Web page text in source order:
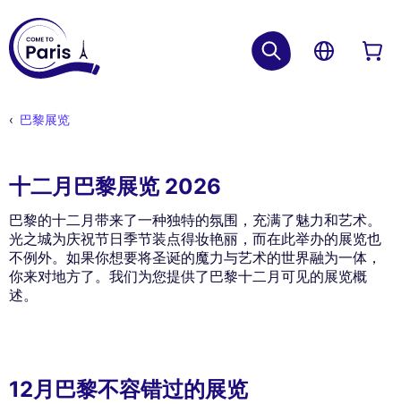
巴黎展览
十二月巴黎展览 2026
巴黎的十二月带来了一种独特的氛围，充满了魅力和艺术。
光之城为庆祝节日季节装点得妆艳丽，而在此举办的展览也
不例外。如果你想要将圣诞的魔力与艺术的世界融为一体，
你来对地方了。我们为您提供了巴黎十二月可见的展览概
述。
12月巴黎不容错过的展览